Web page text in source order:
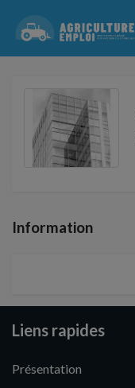
Information
Liens rapides
Présentation